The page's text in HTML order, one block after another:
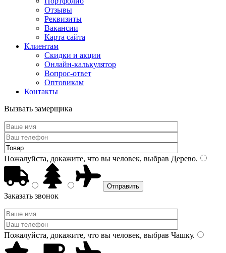
Отзывы
Реквизиты
Вакансии
Карта сайта
Клиентам
Скидки и акции
Онлайн-калькулятор
Вопрос-ответ
Оптовикам
Контакты
Вызвать замерщика
Пожалуйста, докажите, что вы человек, выбрав Дерево.
Заказать звонок
Пожалуйста, докажите, что вы человек, выбрав Чашку.